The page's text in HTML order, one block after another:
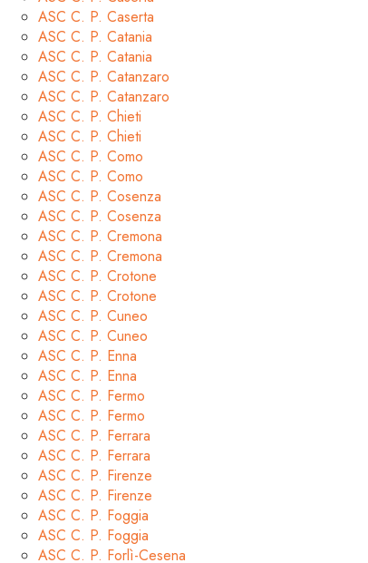
ASC C. P. Caserta
ASC C. P. Catania
ASC C. P. Catania
ASC C. P. Catanzaro
ASC C. P. Catanzaro
ASC C. P. Chieti
ASC C. P. Chieti
ASC C. P. Como
ASC C. P. Como
ASC C. P. Cosenza
ASC C. P. Cosenza
ASC C. P. Cremona
ASC C. P. Cremona
ASC C. P. Crotone
ASC C. P. Crotone
ASC C. P. Cuneo
ASC C. P. Cuneo
ASC C. P. Enna
ASC C. P. Enna
ASC C. P. Fermo
ASC C. P. Fermo
ASC C. P. Ferrara
ASC C. P. Ferrara
ASC C. P. Firenze
ASC C. P. Firenze
ASC C. P. Foggia
ASC C. P. Foggia
ASC C. P. Forlì-Cesena